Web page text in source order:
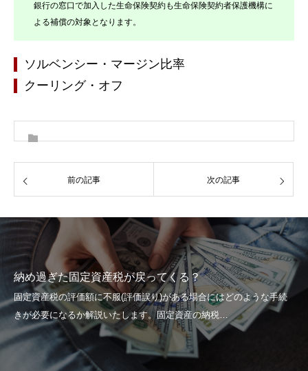
銀行の窓口で加入した生命保険契約も生命保険契約者保護機構に
よる補償の対象となります。
ソルベンシー・マージン比率
クーリング・オフ
前の記事 次の記事
納め過ぎた固定資産税が戻ってくる？